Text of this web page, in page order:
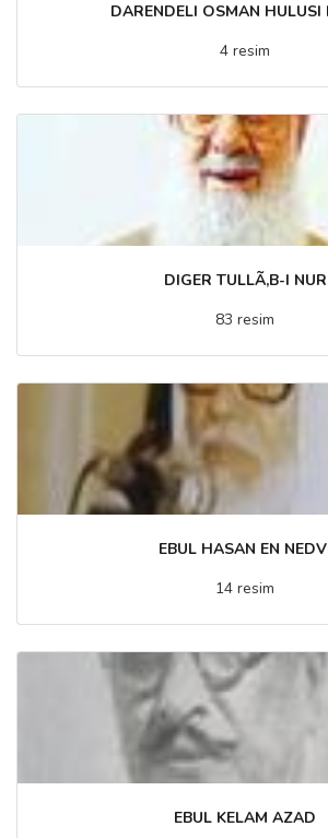
DARENDELI OSMAN HULUSI
4 resim
DIGER TULLÃ‚B-I NUR
83 resim
EBUL HASAN EN
14 resim
EBUL KELAM AZAD